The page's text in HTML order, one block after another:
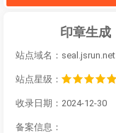
印章生成
站点域名：seal.jsrun.net
站点星级：
收录日期：2024-12-30
备案信息：